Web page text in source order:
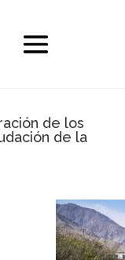
de los
de la